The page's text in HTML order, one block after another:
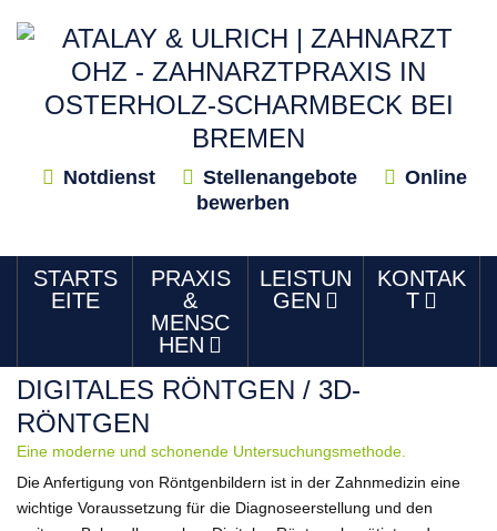
Notdienst Stellenangebote
Online
bewerben
STARTS
EITE
PRAXIS
&
MENSC
HEN
LEISTUN
GEN
KONTAK
T
DIGITALES RÖNTGEN / 3D-
RÖNTGEN
Eine moderne und schonende Untersuchungsmethode.
Die Anfertigung von Röntgenbildern ist in der Zahnmedizin eine
wichtige Voraussetzung für die Diagnoseerstellung und den